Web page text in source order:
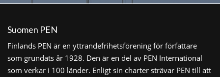
Suomen PEN
Finlands PEN är en yttrandefrihetsförening för författare
som grundats år 1928. Den är en del av PEN International
som verkar i 100 länder. Enligt sin charter strävar PEN till att